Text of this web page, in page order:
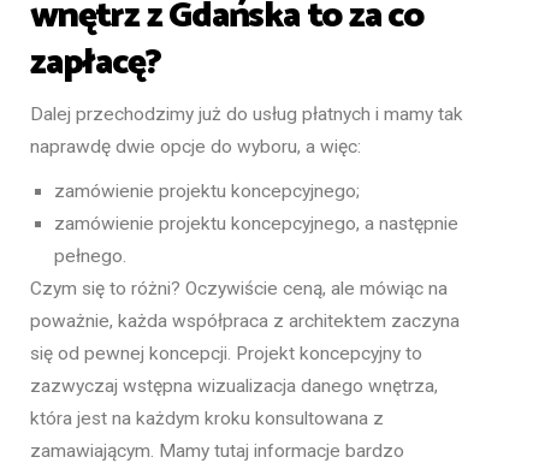
wnętrz z Gdańska to za co
zapłacę?
Dalej przechodzimy już do usług płatnych i mamy tak
naprawdę dwie opcje do wyboru, a więc:
zamówienie projektu koncepcyjnego;
zamówienie projektu koncepcyjnego, a następnie
pełnego.
Czym się to różni? Oczywiście ceną, ale mówiąc na
poważnie, każda współpraca z architektem zaczyna
się od pewnej koncepcji. Projekt koncepcyjny to
zazwyczaj wstępna wizualizacja danego wnętrza,
która jest na każdym kroku konsultowana z
zamawiającym. Mamy tutaj informacje bardzo